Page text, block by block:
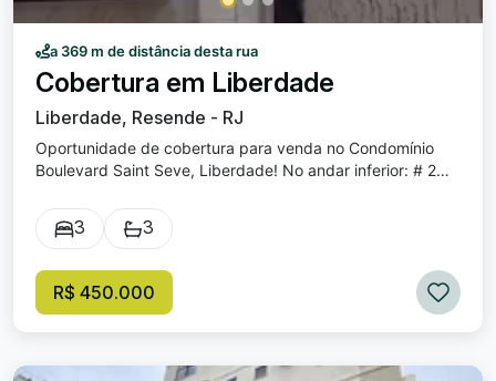
a 369 m de distância desta rua
Cobertura em Liberdade
Liberdade, Resende - RJ
Oportunidade de cobertura para venda no Condomínio
Boulevard Saint Seve, Liberdade! No andar inferior: # 2
sacada e escada com acesso para a parte superior; #
Cozinha com armários; # Banheiro social; # Área de
Banheiro social; # Terraço amplo com área para
churrasqueira; Imóvel possui 2 vagas de garagem; Venda:
PARCELA). Excelente localização! Próximo a diversos
3 3
R$ 450.000